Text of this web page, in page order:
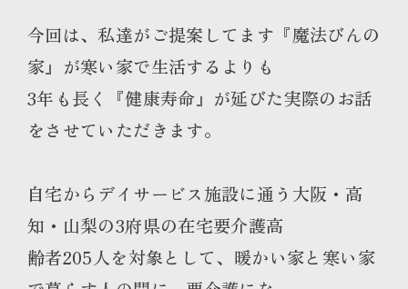
今回は、私達がご提案してます『魔法びんの
家』が寒い家で生活するよりも
3年も長く『健康寿命』が延びた実際のお話
をさせていただきます。
自宅からデイサービス施設に通う大阪・高
知・山梨の3府県の在宅要介護高
齢者205人を対象として、暖かい家と寒い家